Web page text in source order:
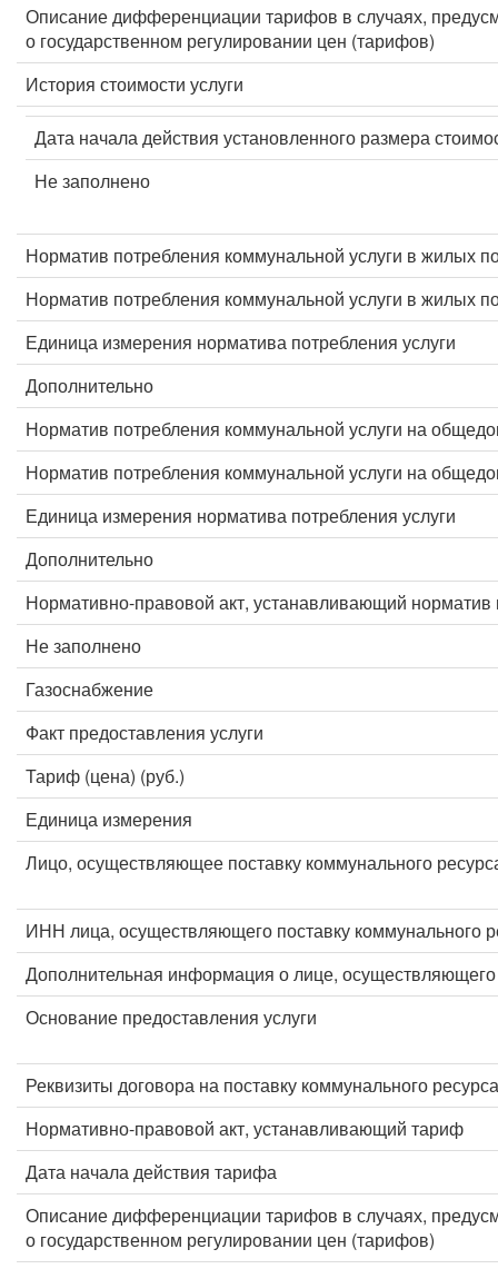
Описание дифференциации тарифов в случаях,
о государственном регулировании цен (тарифов)
История стоимости услуги
Дата начала действия установленного размера
Не заполнено
Норматив потребления коммунальной услуги в жилых
Норматив потребления коммунальной услуги в жилых
Единица измерения норматива потребления услуги
Дополнительно
Норматив потребления коммунальной услуги на
Норматив потребления коммунальной услуги на
Единица измерения норматива потребления услуги
Дополнительно
Нормативно-правовой акт, устанавливающий норматив
Не заполнено
Газоснабжение
Факт предоставления услуги
Тариф (цена) (руб.)
Единица измерения
Лицо, осуществляющее поставку коммунального
ИНН лица, осуществляющего поставку коммунального
Дополнительная информация о лице, осуществляющего
Основание предоставления услуги
Реквизиты договора на поставку коммунального ресурса
Нормативно-правовой акт, устанавливающий тариф
Дата начала действия тарифа
Описание дифференциации тарифов в случаях,
о государственном регулировании цен (тарифов)